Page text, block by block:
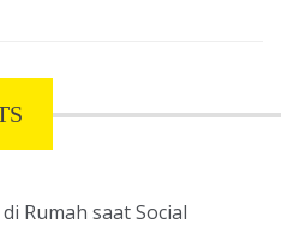
Rumah saat Social